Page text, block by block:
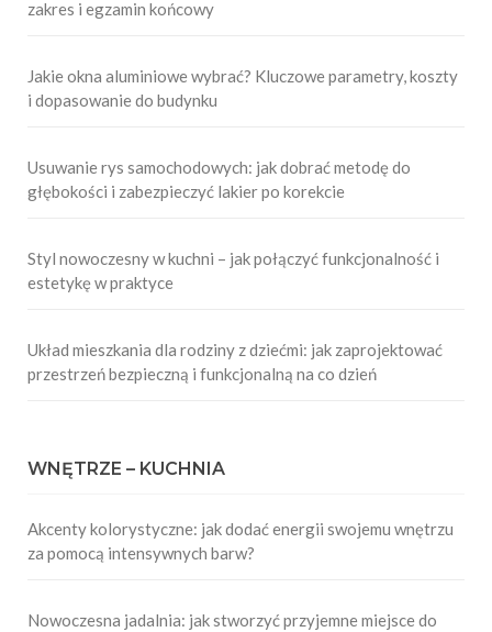
zakres i egzamin końcowy
Jakie okna aluminiowe wybrać? Kluczowe parametry, koszty
i dopasowanie do budynku
Usuwanie rys samochodowych: jak dobrać metodę do
głębokości i zabezpieczyć lakier po korekcie
Styl nowoczesny w kuchni – jak połączyć funkcjonalność i
estetykę w praktyce
Układ mieszkania dla rodziny z dziećmi: jak zaprojektować
przestrzeń bezpieczną i funkcjonalną na co dzień
WNĘTRZE – KUCHNIA
Akcenty kolorystyczne: jak dodać energii swojemu wnętrzu
za pomocą intensywnych barw?
Nowoczesna jadalnia: jak stworzyć przyjemne miejsce do